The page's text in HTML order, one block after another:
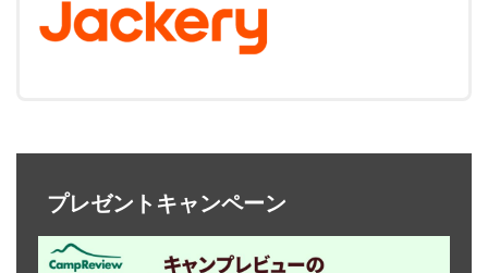
プレゼントキャンペーン